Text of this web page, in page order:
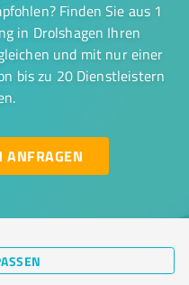
Finden Sie aus 1
in Drolshagen Ihren
und mit nur einer
bis zu 20 Dienstleistern
ANFRAGEN